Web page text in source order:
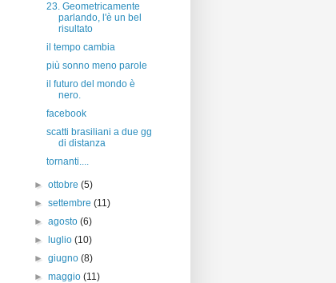
23. Geometricamente
parlando, l'è un bel
risultato
il tempo cambia
più sonno meno parole
il futuro del mondo è
nero.
facebook
scatti brasiliani a due gg
di distanza
tornanti....
►ottobre(5)
►settembre(11)
►agosto(6)
►
luglio(10)
►giugno(8)
►maggio(11)